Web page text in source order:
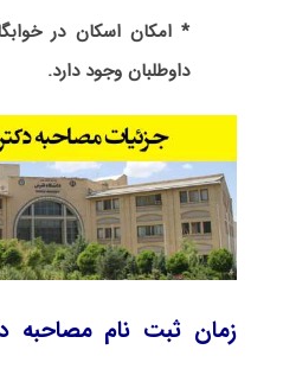
* امکان اسکان در
داوطلبان وجود دارد.
زمان ثبت نام مصاحبه